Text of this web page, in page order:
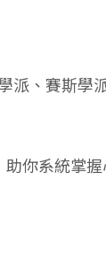
派、賽斯
你系統掌握